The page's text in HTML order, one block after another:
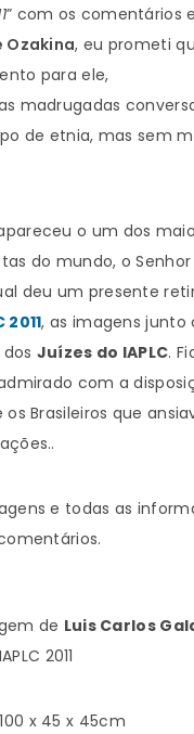
” com os comentários
Ozakina, eu prometi
para ele,
madrugadas
de etnia, mas sem
o um dos
do mundo, o Senhor
deu um presente
2011, as imagens junto
Juízes do IAPLC.
com a
os Brasileiros que
e todas as
de Luis Carlos
2011
100 x 45 x 45cm